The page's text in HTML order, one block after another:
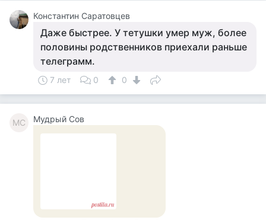
Константин Саратовцев
Даже быстрее. У тетушки умер муж, более
половины родственников приехали раньше
телеграмм.
7 лет 0 0
МС Мудрый Сов